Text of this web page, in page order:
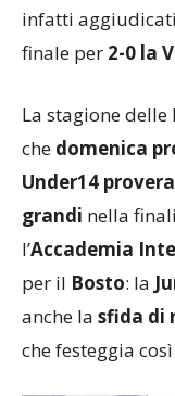
infatti
finale per 2-0 la
La stagione
che domenica
Under14
grandi nella
l’Accademia
per il Bosto: la
anche la sfida di
che festeggia